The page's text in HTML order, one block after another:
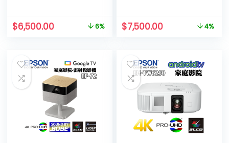
$6,500.00 6% $7,500.00 4%